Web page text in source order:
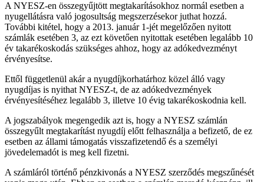
A NYESZ-en összegyűjtött megtakarításokhoz normál esetben a
nyugellátásra való jogosultság megszerzésekor juthat hozzá.
További kitétel, hogy a 2013. január 1-jét megelőzően nyitott
számlák esetében 3, az ezt követően nyitottak esetében legalább 10
év takarékoskodás szükséges ahhoz, hogy az adókedvezményt
érvényesítse.
Ettől függetlenül akár a nyugdíjkorhatárhoz közel álló vagy
nyugdíjas is nyithat NYESZ-t, de az adókedvezmények
érvényesítéséhez legalább 3, illetve 10 évig takarékoskodnia kell.
A jogszabályok megengedik azt is, hogy a NYESZ számlán
összegyűlt megtakarítást nyugdíj előtt felhasználja a befizető, de ez
esetben az állami támogatás visszafizetendő és a személyi
jövedelemadót is meg kell fizetni.
A számláról történő pénzkivonás a NYESZ szerződés megszűnését